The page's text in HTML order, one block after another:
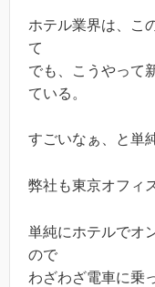
ホテル業界は、こ
て
でも、こうやって
ている。
すごいなぁ、と単
弊社も東京オフィ
単純にホテルでオ
ので
わざわざ電車に乗